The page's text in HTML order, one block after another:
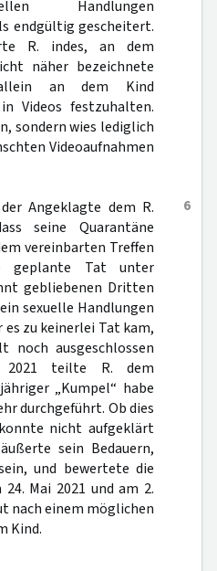
Handlungen
endgültig gescheitert.
R. indes, an dem
näher bezeichnete
an dem Kind
Videos festzuhalten.
sondern wies lediglich
Videoaufnahmen
6
Angeklagte dem R.
seine Quarantäne
vereinbarten Treffen
Tat unter
gebliebenen Dritten
sexuelle Handlungen
zu keinerlei Tat kam,
noch ausgeschlossen
2021 teilte R. dem
„Kumpel“ habe
durchgeführt. Ob dies
nicht aufgeklärt
sein Bedauern,
und bewertete die
Mai 2021 und am 2.
nach einem möglichen
Kind.